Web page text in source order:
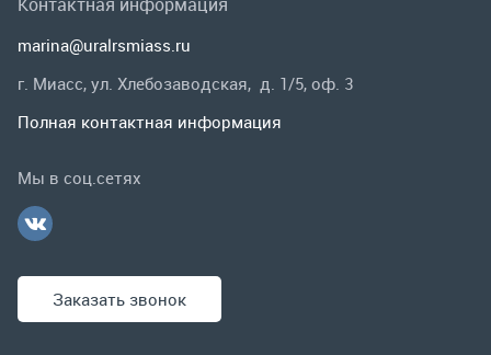
Спецпредложения
Гарантии и возврат
Заказать звонок